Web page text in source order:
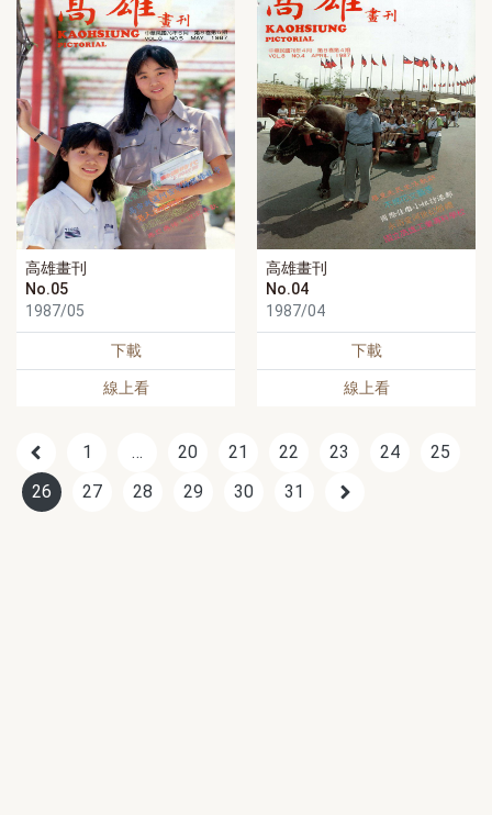
高雄畫刊
No.05
1987/05
下載
線上看
高雄畫刊
No.04
1987/04
下載
線上看
1 … 20 21 22 23 24
25
26
27 28 29 30 31